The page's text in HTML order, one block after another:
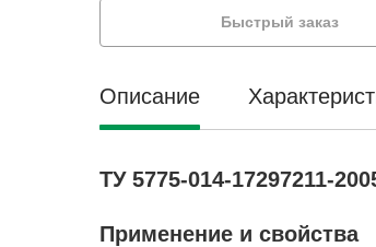
Быстрый заказ
Описание
ТУ 5775-014-17297211-
Применение и свойства